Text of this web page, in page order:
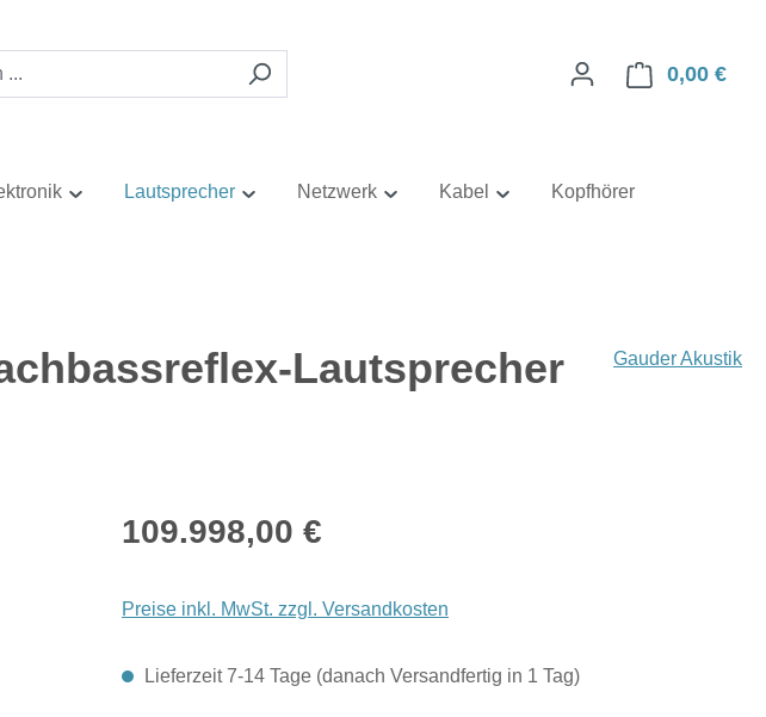
0,00 €
Lautsprecher Netzwerk Kabel Kopfhörer
Lautsprecher
Gauder Akustik
Regulärer Preis:
109.998,00 €
Preise inkl. MwSt. zzgl. Versandkosten
Lieferzeit 7-14 Tage (danach Versandfertig in 1 Tag)